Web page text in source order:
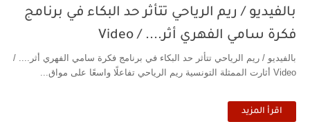
بالفيديو / ريم الرياحي تتأثر حد البكاء في برنامج
فكرة سامي الفهري أثر.... / Video
بالفيديو / ريم الرياحي تتأثر حد البكاء في برنامج فكرة سامي الفهري أثر.... /
Video أثارت الممثلة التونسية ريم الرياحي تفاعلًا واسعًا على مواق...
اقرأ المزيد